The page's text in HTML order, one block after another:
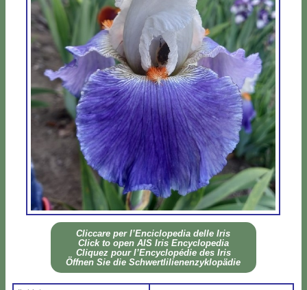
Clic­ca­re per l’En­ci­clo­pe­dia del­le Iris
Click to open AIS Iris En­cy­clo­pe­dia
Cli­quez pour l’En­cy­clo­pé­die des Iris
Öff­nen Sie die Sch­wer­tli­lie­nen­zy­klo­pä­die